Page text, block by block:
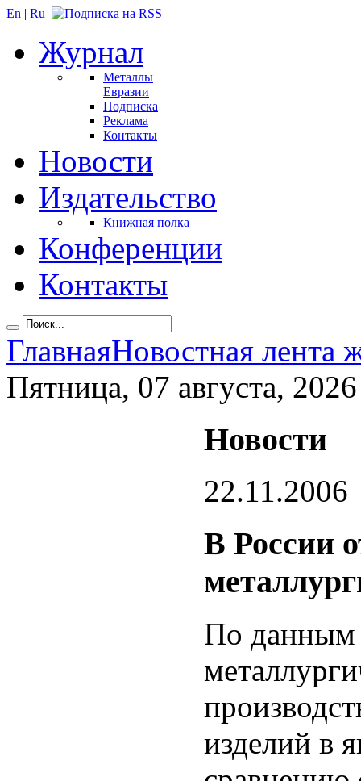
En | Ru
Журнал
Металлы
Евразии
Подписка
Реклама
Контакты
Новости
Издательство
Книжная полка
Конференции
Контакты
ГлавнаяНовостная лента
Пятница, 07 августа, 2026
Новости
22.11.2006
В России
По данным
изделий в